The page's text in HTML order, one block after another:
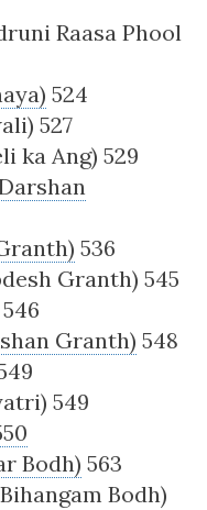
Raasa Phool
524
527
ka Ang) 529
Darshan
536
Granth) 545
Granth) 548
549
Bodh) 563
Bihangam Bodh)